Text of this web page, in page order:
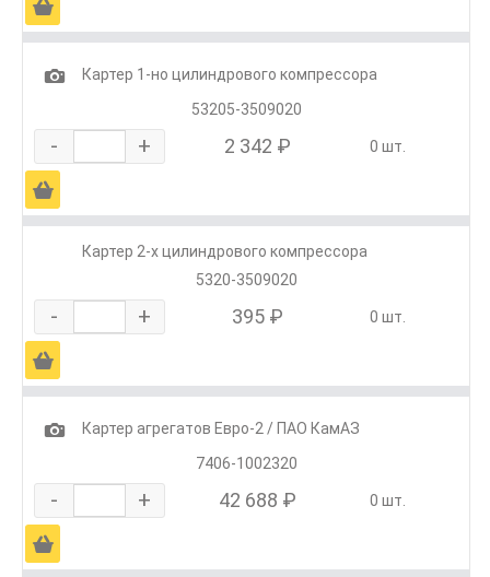
Ä
1
Картер 1-но цилиндрового компрессора
53205-3509020
- + 2 342 ₽ 0 шт.
Ä
Картер 2-х цилиндрового компрессора
5320-3509020
- + 395 ₽ 0 шт.
Ä
1
Картер агрегатов Евро-2 / ПАО КамАЗ
7406-1002320
- + 42 688 ₽ 0 шт.
Ä